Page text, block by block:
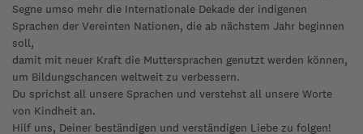
Segne umso mehr die Internationale Dekade der indigenen
Sprachen der Vereinten Nationen, die ab nächstem Jahr beginnen
soll,
damit mit neuer Kraft die Muttersprachen genutzt werden können,
um Bildungschancen weltweit zu verbessern.
Du sprichst all unsere Sprachen und verstehst all unsere Worte
von Kindheit an.
Hilf uns, Deiner beständigen und verständigen Liebe zu folgen!